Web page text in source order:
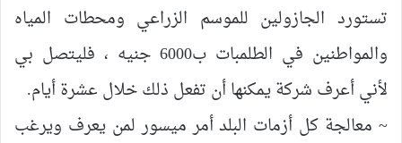
تستورد الجازولين للموسم الزراعي ومحطات المياه
والمواطنين في الطلمبات ب6000 جنيه ، فليتصل بي
لأني أعرف شركة يمكنها أن تفعل ذلك خلال عشرة أيام.
~ معالجة كل أزمات البلد أمر ميسور لمن يعرف ويرغب